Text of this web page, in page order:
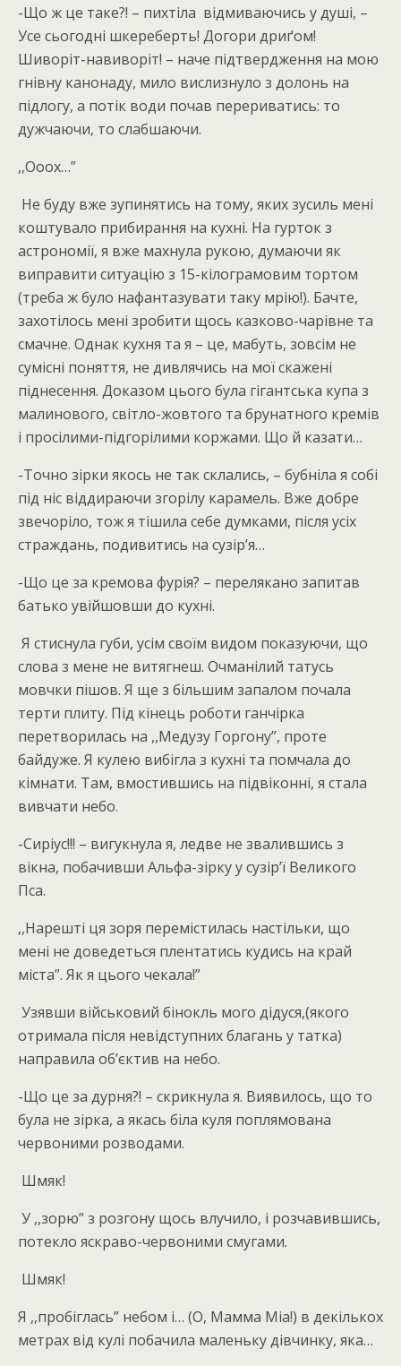
-Що ж це таке?! – пихтіла відмиваючись у душі, –
Усе сьогодні шкереберть! Догори дриґом!
Шиворіт-навиворіт! – наче підтвердження на мою
гнівну канонаду, мило вислизнуло з долонь на
підлогу, а потік води почав перериватись: то
дужчаючи, то слабшаючи.
,,Ооох…”
Не буду вже зупинятись на тому, яких зусиль мені
коштувало прибирання на кухні. На гурток з
астрономії, я вже махнула рукою, думаючи як
виправити ситуацію з 15-кілограмовим тортом
(треба ж було нафантазувати таку мрію!). Бачте,
захотілось мені зробити щось казково-чарівне та
смачне. Однак кухня та я – це, мабуть, зовсім не
сумісні поняття, не дивлячись на мої скажені
піднесення. Доказом цього була гігантська купа з
малинового, світло-жовтого та брунатного кремів
і просілими-підгорілими коржами. Що й казати…
-Точно зірки якось не так склались, – бубніла я собі
під ніс віддираючи згорілу карамель. Вже добре
звечоріло, тож я тішила себе думками, після усіх
страждань, подивитись на сузір’я…
-Що це за кремова фурія? – перелякано запитав
батько увійшовши до кухні.
Я стиснула губи, усім своїм видом показуючи, що
слова з мене не витягнеш. Очманілий татусь
мовчки пішов. Я ще з більшим запалом почала
терти плиту. Під кінець роботи ганчірка
перетворилась на ,,Медузу Горгону”, проте
байдуже. Я кулею вибігла з кухні та помчала до
кімнати. Там, вмостившись на підвіконні, я стала
вивчати небо.
-Сиріус!!! – вигукнула я, ледве не звалившись з
вікна, побачивши Альфа-зірку у сузір’ї Великого
Пса.
,,Нарешті ця зоря перемістилась настільки, що
мені не доведеться плентатись кудись на край
міста”. Як я цього чекала!”
Узявши військовий бінокль мого дідуся,(якого
отримала після невідступних благань у татка)
направила об’єктив на небо.
-Що це за дурня?! – скрикнула я. Виявилось, що то
була не зірка, а якась біла куля поплямована
червоними розводами.
Шмяк!
У ,,зорю” з розгону щось влучило, і розчавившись,
потекло яскраво-червоними смугами.
Шмяк!
Я ,,пробіглась” небом і… (О, Мамма Міа!) в декількох
метрах від кулі побачила маленьку дівчинку, яка…